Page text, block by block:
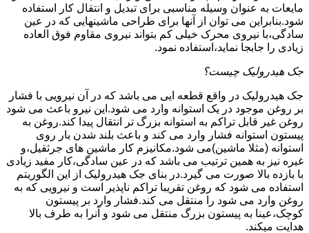
مایعات به عنوان وسیله مناسبی برای تبدیل و انتقال کار استفاده
شود.بنابراین می توان از آنها برای طراحی ماشینهایی که در عین
سادگی،با نیروی محرک خیلی کم بتواند نیروی مقاوم فوق العاده
زیادی را جابجا نماید،استفاده نمود.
جک هیدرولیک چیست؟
جک هیدرولیک در واقع قطعه ایی می باشد که در آن نیرویی با فشار
بر روغن موجود در یک استوانه وارد می شود.این نیرو باعث می شود
روغن غیر قابل تراکم به استوانه بزرگ تر انتقال پیدا کند.روغن به
پیستون استوانه فشار وارد می کند و باعث بلند شدن بار روی
استوانه (مثلا ماشین)می شود.مکانیزم کار ماشین های جرثقیل،و
غیره نیز به همین ترتیب می باشد که در عین سادگی،کار مفید زیادی
با بازده بالا صورت می گیرد.در بنای جک هیدرولیک از این الگوریتم
استفاده می شود که روغن تقریبا تراکم ناپذیر است و نیرویی که به
روغن وارد می شود را منتقل می کند.فشار وارد بر پیستون
کوچک،عینا به پیستون بزرگ منتقل می شود و آنرا به طرف بالا
هدایت میکند.